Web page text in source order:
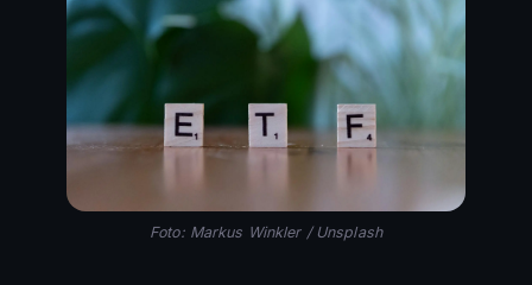
Foto: Markus Winkler / Unsplash